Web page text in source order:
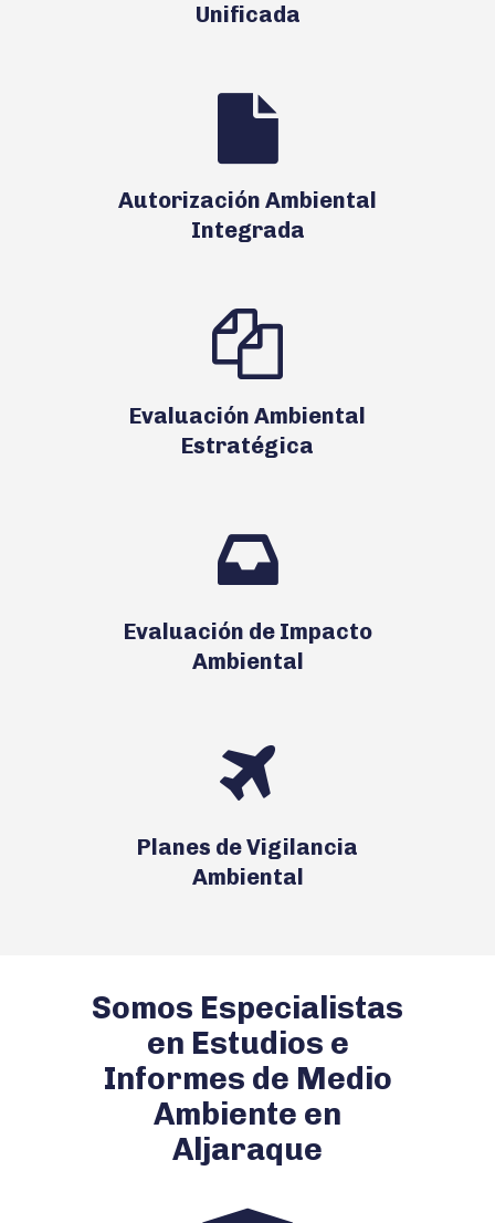
Unificada
Autorización Ambiental
Integrada
Evaluación Ambiental
Estratégica
Evaluación de Impacto
Ambiental
Planes de Vigilancia
Ambiental
Somos Especialistas
en Estudios e
Informes de Medio
Ambiente en
Aljaraque